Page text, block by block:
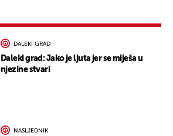
DALEKI GRAD
Daleki grad: Jako je ljuta jer se miješa u
njezine stvari
NASLJEDNIK